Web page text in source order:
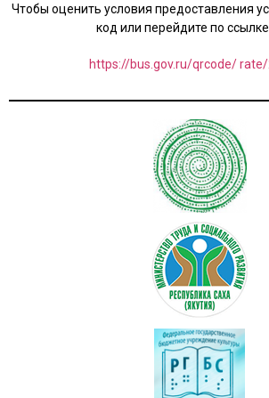
Чтобы оценить условия предоставления
код или перейдите по
https://bus.gov.ru/qrcode/ rate/